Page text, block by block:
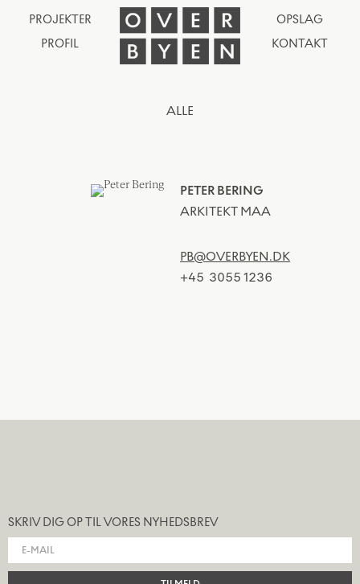
PROJEKTER
PROFIL
OPSLAG
KONTAKT
ALLE
PETER BERING
ARKITEKT MAA
PB@OVERBYEN.DK
+45 3055 1236
SKRIV DIG OP TIL VORES NYHEDSBREV